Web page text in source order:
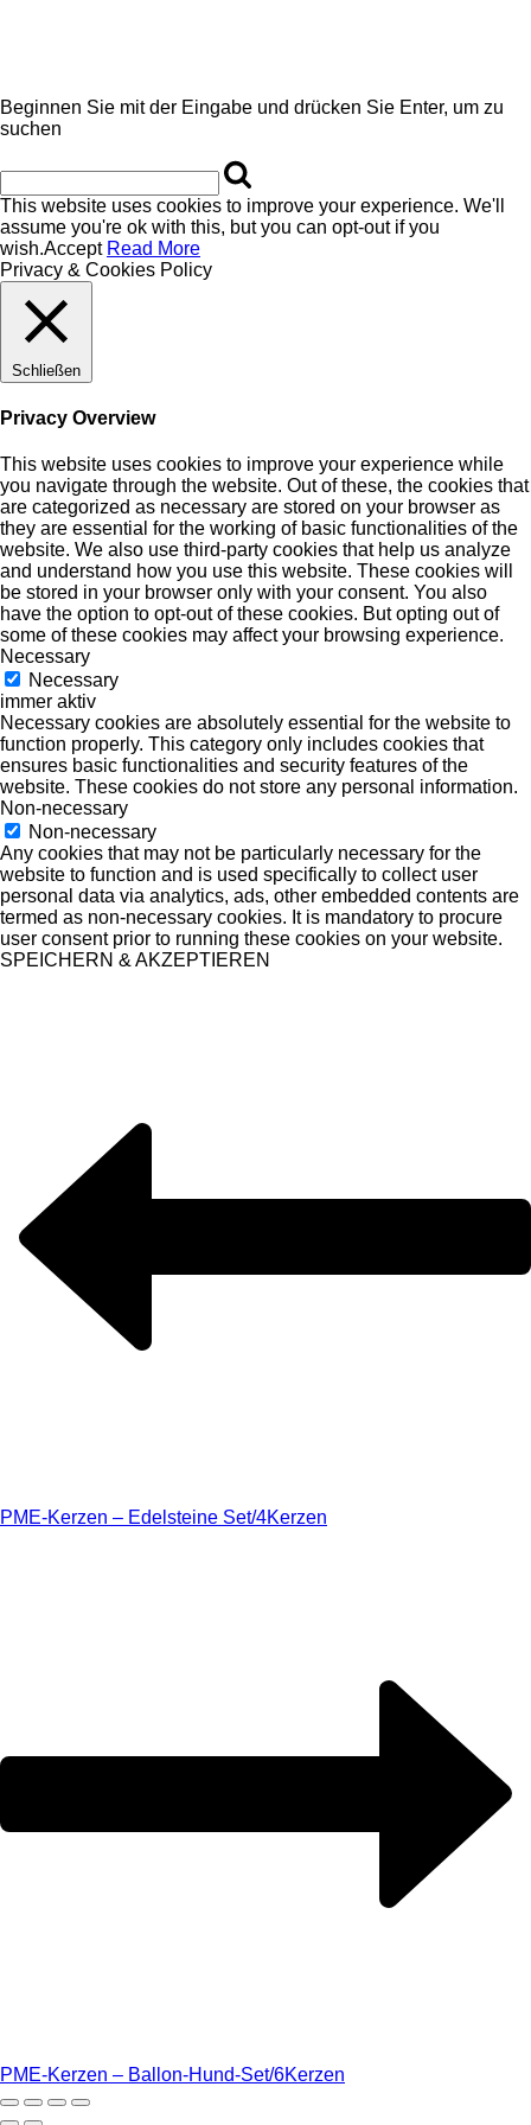
Beginnen Sie mit der Eingabe und drücken Sie Enter, um zu
suchen
This website uses cookies to improve your experience. We'll
assume you're ok with this, but you can opt-out if you
wish.Accept Read More
Privacy & Cookies Policy
Schließen
Privacy Overview
This website uses cookies to improve your experience while
you navigate through the website. Out of these, the cookies that
are categorized as necessary are stored on your browser as
they are essential for the working of basic functionalities of the
website. We also use third-party cookies that help us analyze
and understand how you use this website. These cookies will
be stored in your browser only with your consent. You also
have the option to opt-out of these cookies. But opting out of
some of these cookies may affect your browsing experience.
Necessary
Necessary
immer aktiv
Necessary cookies are absolutely essential for the website to
function properly. This category only includes cookies that
ensures basic functionalities and security features of the
website. These cookies do not store any personal information.
Non-necessary
Non-necessary
Any cookies that may not be particularly necessary for the
website to function and is used specifically to collect user
personal data via analytics, ads, other embedded contents are
termed as non-necessary cookies. It is mandatory to procure
user consent prior to running these cookies on your website.
SPEICHERN & AKZEPTIEREN
PME-Kerzen – Edelsteine Set/4Kerzen
PME-Kerzen – Ballon-Hund-Set/6Kerzen